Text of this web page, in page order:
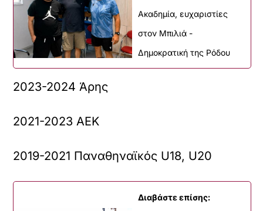
Ακαδημία, ευχαριστίες
στον Μπιλιά -
Δημοκρατική της Ρόδου
2023-2024 Άρης
2021-2023 ΑΕΚ
2019-2021 Παναθηναϊκός U18, U20
Διαβάστε επίσης: